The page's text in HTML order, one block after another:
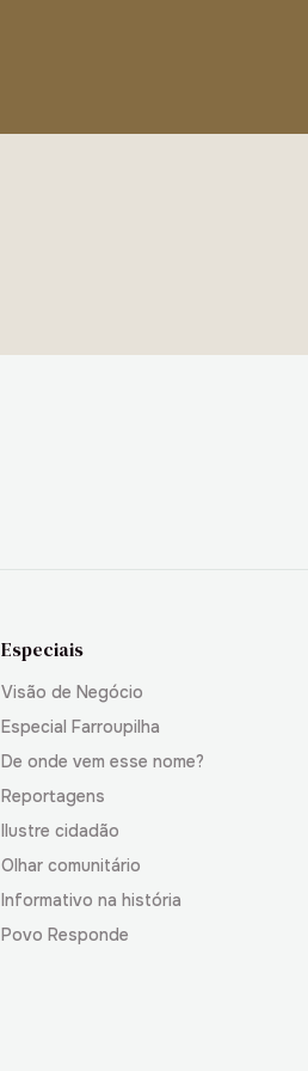
Especiais
Visão de Negócio
Especial Farroupilha
De onde vem esse nome?
Reportagens
Ilustre cidadão
Olhar comunitário
Informativo na história
Povo Responde